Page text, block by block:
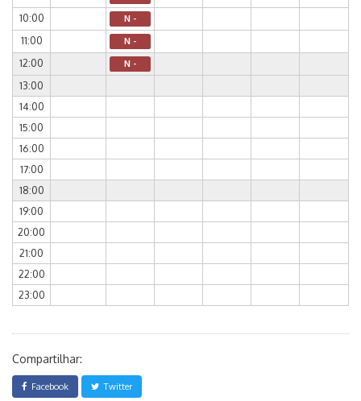
10:00 N -
11:00 N -
12:00 N -
13:00
14:00
15:00
16:00
17:00
18:00
19:00
20:00
21:00
22:00
23:00
Compartilhar:
Facebook Twitter